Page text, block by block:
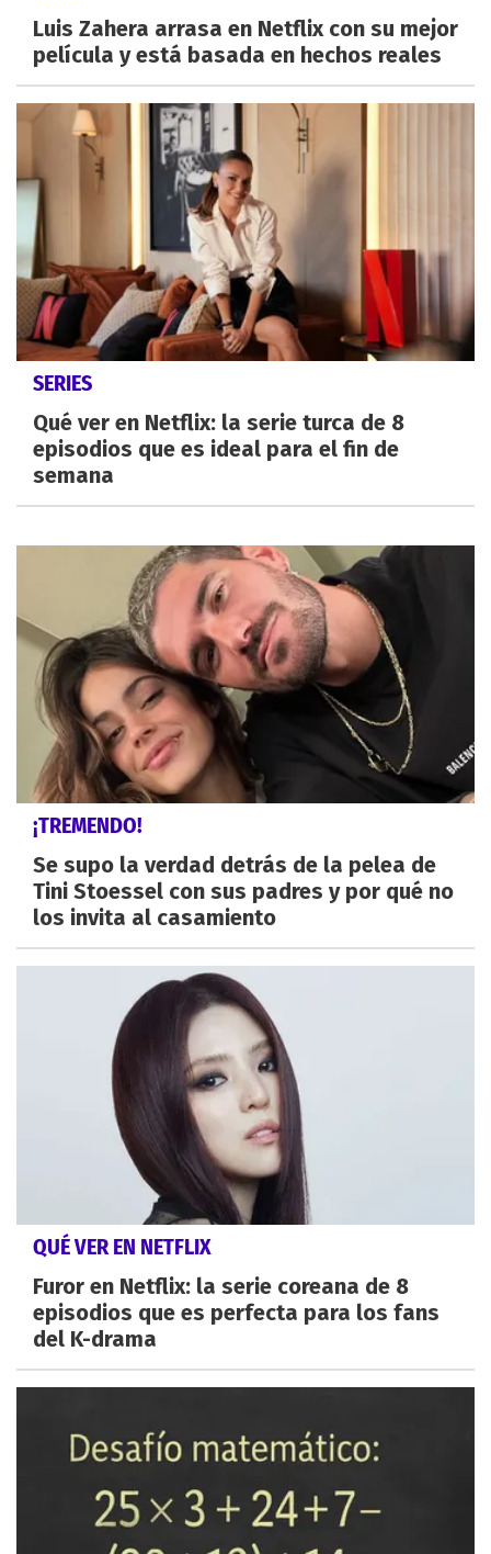
Luis Zahera arrasa en Netflix con su mejor
película y está basada en hechos reales
SERIES
Qué ver en Netflix: la serie turca de 8
episodios que es ideal para el fin de
semana
¡TREMENDO!
Se supo la verdad detrás de la pelea de
Tini Stoessel con sus padres y por qué no
los invita al casamiento
QUÉ VER EN NETFLIX
Furor en Netflix: la serie coreana de 8
episodios que es perfecta para los fans
del K-drama